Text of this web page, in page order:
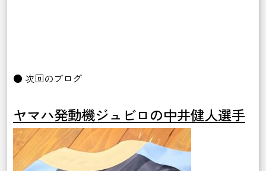
● 次回のブログ
ヤマハ発動機ジュビロの中井健人選手